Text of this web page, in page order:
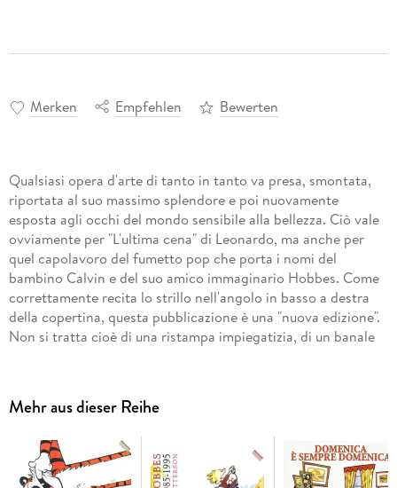
Merken Empfehlen Bewerten
Qualsiasi opera d'arte di tanto in tanto va presa, smontata,
riportata al suo massimo splendore e poi nuovamente
esposta agli occhi del mondo sensibile alla bellezza. Ciò vale
ovviamente per "L'ultima cena" di Leonardo, ma anche per
quel capolavoro del fumetto pop che porta i nomi del
bambino Calvin e del suo amico immaginario Hobbes. Come
correttamente recita lo strillo nell'angolo in basso a destra
della copertina, questa pubblicazione è una "nuova edizione".
Non si tratta cioè di una ristampa impiegatizia, di un banale
lettering, così come sono state licenziate per la prima
edizione americana da quel genio che si chiama Bill
Watterson. Sulle sue indescrivibili qualità d'artista è
pleonastico aggiungere parole. Sulla sua integrità d'artista,
Mehr aus dieser Reihe